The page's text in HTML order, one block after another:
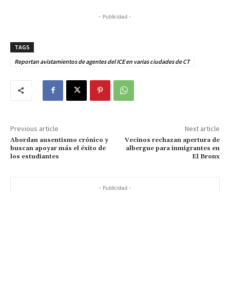
- Publicidad -
TAGS
Reportan avistamientos de agentes del ICE en varias ciudades de CT
Previous article
Abordan ausentismo crónico y
buscan apoyar más el éxito de
los estudiantes
Next article
Vecinos rechazan apertura de
albergue para inmigrantes en
El Bronx
- Publicidad -